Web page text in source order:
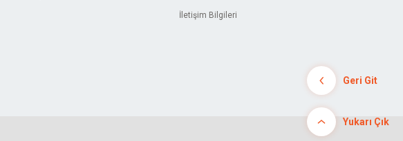
İletişim Bilgileri
Geri Git
Yukarı Çık